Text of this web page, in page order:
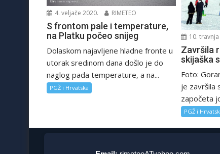
4. veljače 2020. RIMETEO
S frontom pale i temperature,
na Platku počeo snijeg
Dolaskom najavljene hladne fronte u
utorak sredinom dana došlo je do
naglog pada temperature, a na...
PGŽ i Hrvatska
10.
Završila
skijaška
Foto:
je završila
započeta
PGŽ i